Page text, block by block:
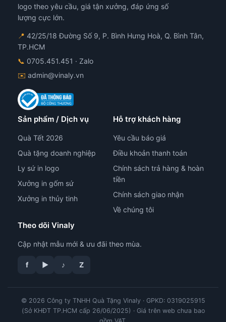
logo theo yêu cầu, giá tận xưởng, đáp ứng số
lượng cực lớn.
📍 42/25/18 Đường Số 9, P. Bình Hưng Hoà, Q. Bình Tân,
TP.HCM
📞 0705.451.451 · Zalo
✉️ admin@vinaly.vn
Sản phẩm / Dịch vụ
Quà Tết 2026
Quà tặng doanh nghiệp
Ly sứ in logo
Xưởng in gốm sứ
Xưởng in thủy tinh
Hỗ trợ khách hàng
Yêu cầu báo giá
Điều khoản thanh toán
Chính sách trả hàng & hoàn
tiền
Chính sách giao nhận
Về chúng tôi
Theo dõi Vinaly
Cập nhật mẫu mới & ưu đãi theo mùa.
f ▶ ♪ Z
© 2026 Công ty TNHH Quà Tặng Vinaly · GPKD: 0319025915
(Sở KHĐT TP.HCM cấp 26/06/2025) · Giá trên web chưa bao